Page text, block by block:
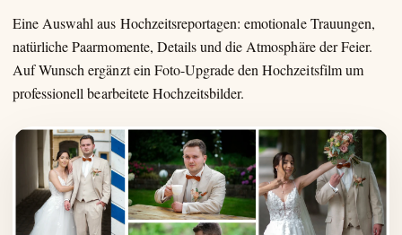
Eine Auswahl aus Hochzeitsreportagen: emotionale Trauungen,
natürliche Paarmomente, Details und die Atmosphäre der Feier.
Auf Wunsch ergänzt ein Foto-Upgrade den Hochzeitsfilm um
professionell bearbeitete Hochzeitsbilder.